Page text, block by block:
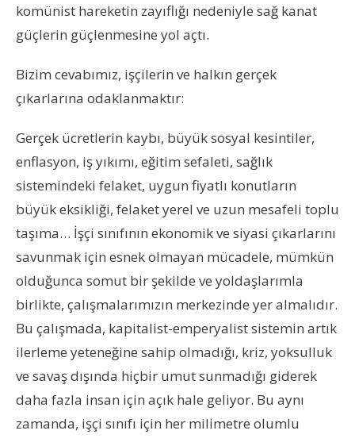
komünist hareketin zayıflığı nedeniyle sağ kanat
güçlerin güçlenmesine yol açtı.
Bizim cevabımız, işçilerin ve halkın gerçek
çıkarlarına odaklanmaktır:
Gerçek ücretlerin kaybı, büyük sosyal kesintiler,
enflasyon, iş yıkımı, eğitim sefaleti, sağlık
sistemindeki felaket, uygun fiyatlı konutların
büyük eksikliği, felaket yerel ve uzun mesafeli toplu
taşıma… İşçi sınıfının ekonomik ve siyasi çıkarlarını
savunmak için esnek olmayan mücadele, mümkün
olduğunca somut bir şekilde ve yoldaşlarımla
birlikte, çalışmalarımızın merkezinde yer almalıdır.
Bu çalışmada, kapitalist-emperyalist sistemin artık
ilerleme yeteneğine sahip olmadığı, kriz, yoksulluk
ve savaş dışında hiçbir umut sunmadığı giderek
daha fazla insan için açık hale geliyor. Bu aynı
zamanda, işçi sınıfı için her milimetre olumlu